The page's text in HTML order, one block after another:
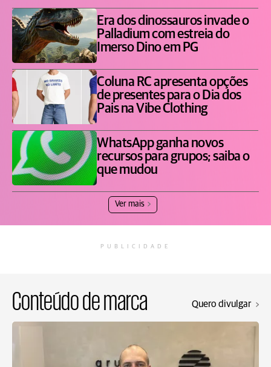
Era dos dinossauros invade o
Palladium com estreia do
Imerso Dino em PG
Coluna RC apresenta opções
de presentes para o Dia dos
Pais na Vibe Clothing
WhatsApp ganha novos
recursos para grupos; saiba o
que mudou
Ver mais
PUBLICIDADE
Conteúdo de marca Quero divulgar